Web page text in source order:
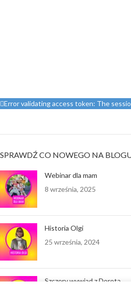
Error validating access token: The
SPRAWDŹ CO NOWEGO NA
Webinar dla mam
8 września, 2025
Historia Olgi
25 września, 2024
Szczery wywiad z Dorotą